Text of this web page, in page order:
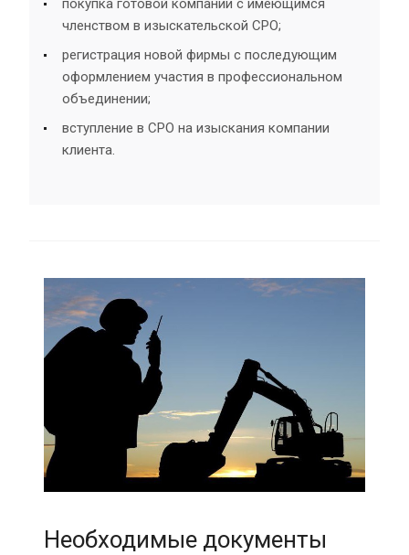
покупка готовой компании с имеющимся
членством в изыскательской СРО;
регистрация новой фирмы с последующим
оформлением участия в профессиональном
объединении;
вступление в СРО на изыскания компании
клиента.
Необходимые документы